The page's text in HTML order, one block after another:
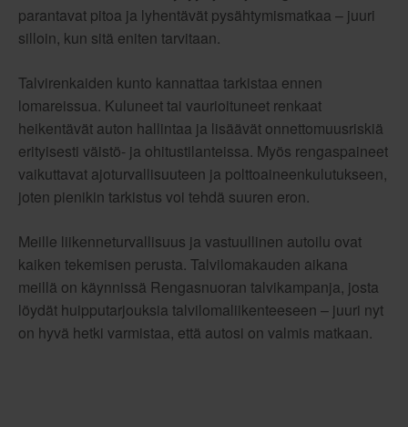
parantavat pitoa ja lyhentävät pysähtymismatkaa – juuri
silloin, kun sitä eniten tarvitaan.
Talvirenkaiden kunto kannattaa tarkistaa ennen
lomareissua. Kuluneet tai vaurioituneet renkaat
heikentävät auton hallintaa ja lisäävät onnettomuusriskiä
erityisesti väistö- ja ohitustilanteissa. Myös rengaspaineet
vaikuttavat ajoturvallisuuteen ja polttoaineenkulutukseen,
joten pienikin tarkistus voi tehdä suuren eron.
Meille liikenneturvallisuus ja vastuullinen autoilu ovat
kaiken tekemisen perusta. Talvilomakauden aikana
meillä on käynnissä Rengasnuoran talvikampanja, josta
löydät huipputarjouksia talvilomaliikenteeseen – juuri nyt
on hyvä hetki varmistaa, että autosi on valmis matkaan.